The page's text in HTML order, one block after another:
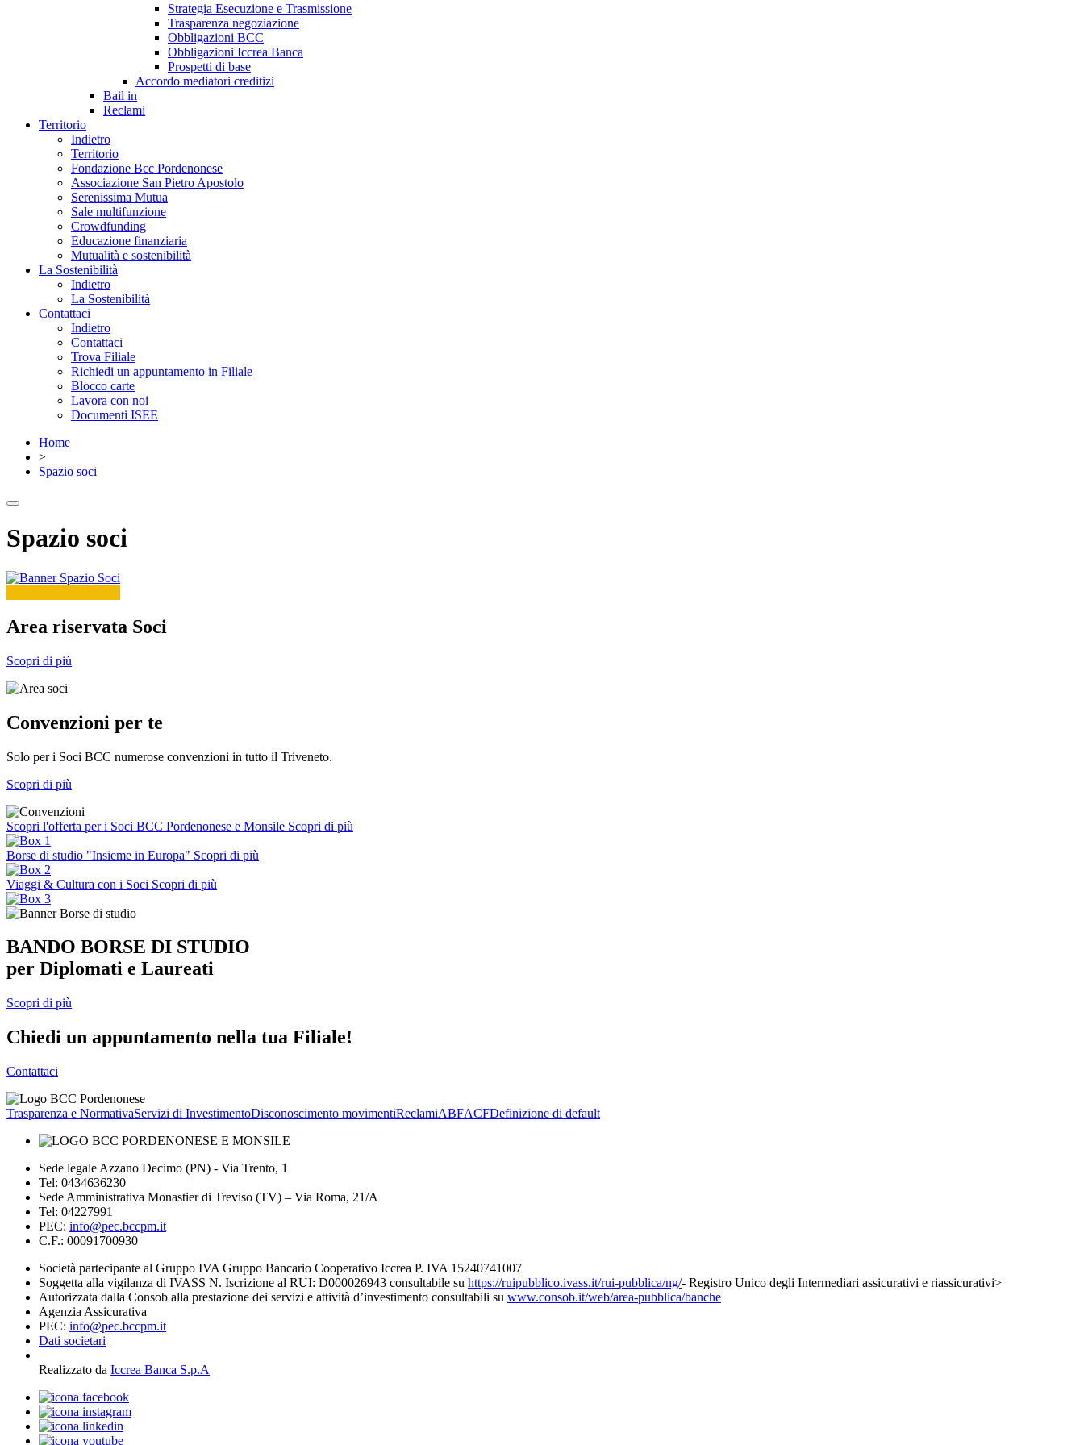
Strategia Esecuzione e Trasmissione
Trasparenza negoziazione
Obbligazioni BCC
Obbligazioni Iccrea Banca
Prospetti di base
Accordo mediatori creditizi
Bail in
Reclami
Territorio
Indietro
Territorio
Fondazione Bcc Pordenonese
Associazione San Pietro Apostolo
Serenissima Mutua
Sale multifunzione
Crowdfunding
Educazione finanziaria
Mutualità e sostenibilità
La Sostenibilità
Indietro
La Sostenibilità
Contattaci
Indietro
Contattaci
Trova Filiale
Richiedi un appuntamento in Filiale
Blocco carte
Lavora con noi
Documenti ISEE
Home
>
Spazio soci
Spazio soci
Area riservata Soci
Scopri di più
Convenzioni per te
Solo per i Soci BCC numerose convenzioni in tutto il Triveneto.
Scopri di più
Scopri l'offerta per i Soci BCC Pordenonese e Monsile Scopri di più
Borse di studio "Insieme in Europa" Scopri di più
Viaggi & Cultura con i Soci Scopri di più
BANDO BORSE DI STUDIO
per Diplomati e Laureati
Scopri di più
Chiedi un appuntamento nella tua Filiale!
Contattaci
Trasparenza e NormativaServizi di InvestimentoDisconoscimento movimentiReclamiABFACFDefinizione di default
Sede legale Azzano Decimo (PN) - Via Trento, 1
Tel: 0434636230
Sede Amministrativa Monastier di Treviso (TV) – Via Roma, 21/A
Tel: 04227991
PEC: info@pec.bccpm.it
C.F.: 00091700930
Società partecipante al Gruppo IVA Gruppo Bancario Cooperativo Iccrea P. IVA 15240741007
Soggetta alla vigilanza di IVASS N. Iscrizione al RUI: D000026943 consultabile su https://ruipubblico.ivass.it/rui-pubblica/ng/- Registro Unico degli Intermediari assicurativi e riassicurativi>
Autorizzata dalla Consob alla prestazione dei servizi e attività d’investimento consultabili su www.consob.it/web/area-pubblica/banche
Agenzia Assicurativa
PEC: info@pec.bccpm.it
Dati societari
Realizzato da Iccrea Banca S.p.A